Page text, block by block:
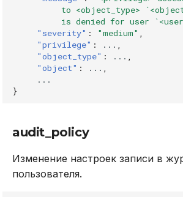
revoke_role
shredding_failed
to <object_type>
is denied for user
"severity" : "medium"
"privilege" : ...
"object_type" : ...
"object" : ...
...
}
audit_policy
Изменение настроек записи в
пользователя.